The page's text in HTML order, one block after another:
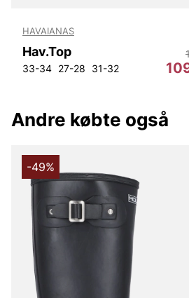
HAVAIANAS
Hav.Top
33-34 27-28 31-32
Andre købte også
-49%